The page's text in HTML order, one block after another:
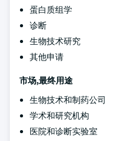
蛋白质组学
诊断
生物技术研究
其他申请
市场,最终用途
生物技术和制药公司
学术和研究机构
医院和诊断实验室